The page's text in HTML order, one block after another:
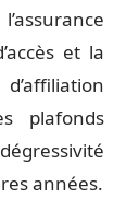
et la
plafonds
années.